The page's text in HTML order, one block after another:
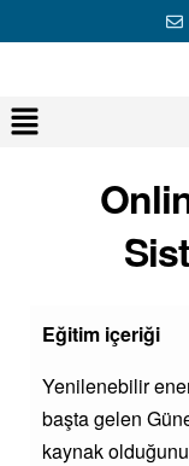
Eğitim içeriği
Yenilenebilir
başta gelen
kaynak